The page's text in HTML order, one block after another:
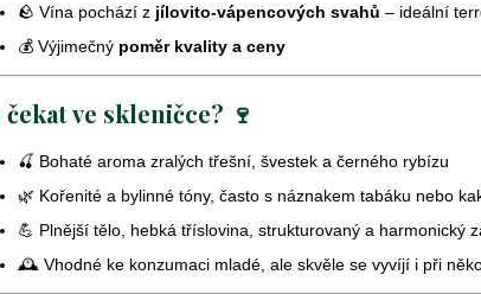
🪨 Vína pochází z jílovito-vápencových svahů – ideální
💰 Výjimečný poměr kvality a ceny
čekat ve skleničce? 🍷
🍒 Bohaté aroma zralých třešní, švestek a černého rybízu
🌿 Kořenité a bylinné tóny, často s náznakem tabáku nebo
💪 Plnější tělo, hebká tříslovina, strukturovaný a harmonický
🕰️ Vhodné ke konzumaci mladé, ale skvěle se vyvíjí i při